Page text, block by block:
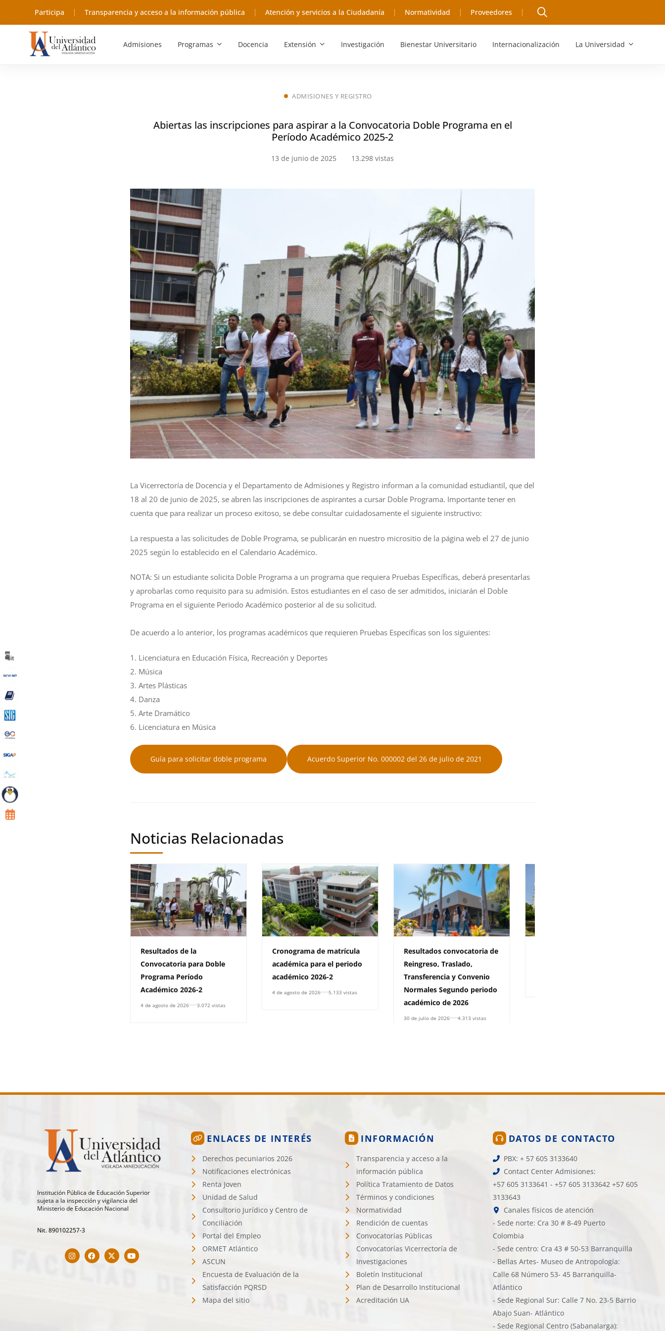
Participa Transparencia y acceso a la información pública Atención y servicios a la Ciudadanía Normatividad Proveedores
Admisiones Programas Docencia Extensión Investigación Bienestar Universitario Internacionalización La Universidad
ADMISIONES Y REGISTRO
Abiertas las inscripciones para aspirar a la Convocatoria Doble Programa en el
Período Académico 2025-2
13 de junio de 2025 13.298 vistas
La Vicerrectoría de Docencia y el Departamento de Admisiones y Registro informan a la comunidad estudiantil, que del
18 al 20 de junio de 2025, se abren las inscripciones de aspirantes a cursar Doble Programa. Importante tener en
cuenta que para realizar un proceso exitoso, se debe consultar cuidadosamente el siguiente instructivo:
La respuesta a las solicitudes de Doble Programa, se publicarán en nuestro micrositio de la página web el 27 de junio
2025 según lo establecido en el Calendario Académico.
NOTA: Si un estudiante solicita Doble Programa a un programa que requiera Pruebas Específicas, deberá presentarlas
y aprobarlas como requisito para su admisión. Estos estudiantes en el caso de ser admitidos, iniciarán el Doble
Programa en el siguiente Periodo Académico posterior al de su solicitud.
De acuerdo a lo anterior, los programas académicos que requieren Pruebas Específicas son los siguientes:
1. Licenciatura en Educación Física, Recreación y Deportes
2. Música
3. Artes Plásticas
4. Danza
5. Arte Dramático
6. Licenciatura en Música
Guía para solicitar doble programa Acuerdo Superior No. 000002 del 26 de julio de 2021
Noticias Relacionadas
Resultados de la
Convocatoria para Doble
Programa Período
Académico 2026-2
4 de agosto de 2026 3.072 vistas
Cronograma de matrícula
académica para el periodo
académico 2026-2
4 de agosto de 2026 5.133 vistas
Resultados convocatoria de
Reingreso, Traslado,
Transferencia y Convenio
Normales Segundo periodo
académico de 2026
30 de julio de 2026 4.313 vistas
Institución Pública de Educación Superior
sujeta a la inspección y vigilancia del
Ministerio de Educación Nacional
Nit. 890102257-3
ENLACES DE INTERÉS
Derechos pecuniarios 2026
Notificaciones electrónicas
Renta Joven
Unidad de Salud
Consultorio Jurídico y Centro de
Conciliación
Portal del Empleo
ORMET Atlántico
ASCUN
Encuesta de Evaluación de la
Satisfacción PQRSD
Mapa del sitio
INFORMACIÓN
Transparencia y acceso a la
información pública
Política Tratamiento de Datos
Términos y condiciones
Normatividad
Rendición de cuentas
Convocatorías Públicas
Convocatorías Vicerrectoría de
Investigaciones
Boletín Institucional
Plan de Desarrollo Institucional
Acreditación UA
DATOS DE CONTACTO
PBX: + 57 605 3133640
Contact Center Admisiones:
+57 605 3133641 - +57 605 3133642 +57 605
3133643
Canales físicos de atención
- Sede norte: Cra 30 # 8-49 Puerto
Colombia
- Sede centro: Cra 43 # 50-53 Barranquilla
- Bellas Artes- Museo de Antropología:
Calle 68 Número 53- 45 Barranquilla-
Atlántico
- Sede Regional Sur: Calle 7 No. 23-5 Barrio
Abajo Suan- Atlántico
- Sede Regional Centro (Sabanalarga):